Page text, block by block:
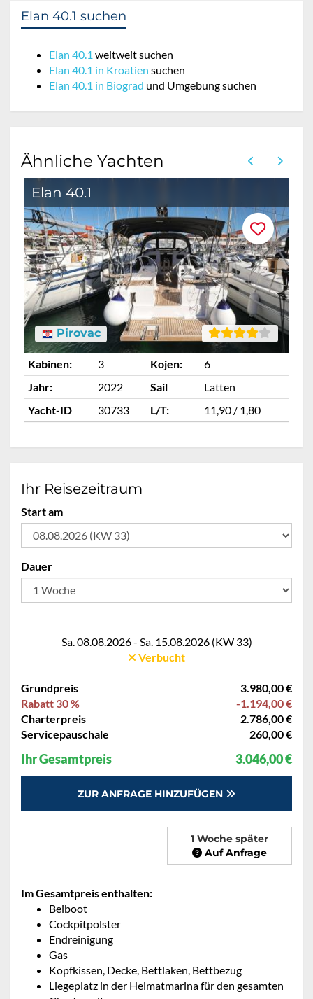
Elan 40.1 suchen
Elan 40.1 weltweit suchen
Elan 40.1 in Kroatien suchen
Elan 40.1 in Biograd und Umgebung suchen
Ähnliche Yachten
Elan 40.1
Pirovac
Kabinen: 3 Kojen:
6
Jahr:
2022 Sail
Latten
Yacht-ID
30733 L/T: 11,90 / 1,80
Ihr Reisezeitraum
Start am
Dauer
Sa. 08.08.2026 - Sa. 15.08.2026 (KW 33)
Verbucht
Grundpreis
3.980,00 €
Rabatt 30 %
-1.194,00 €
Charterpreis
2.786,00 €
Servicepauschale
260,00 €
Ihr Gesamtpreis 3.046,00 €
ZUR ANFRAGE HINZUFÜGEN
1 Woche später
Auf Anfrage
Im Gesamtpreis enthalten:
Beiboot
Cockpitpolster
Endreinigung
Gas
Kopfkissen, Decke, Bettlaken, Bettbezug
Liegeplatz in der Heimatmarina für den gesamten